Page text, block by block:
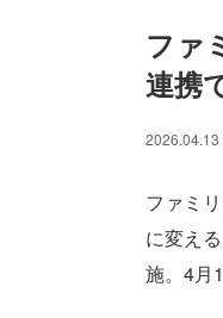
ファ
連携
2026.04.13
ファミ
に変え
施。4月